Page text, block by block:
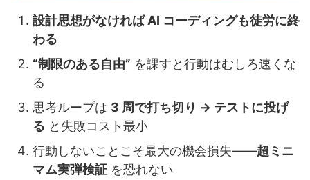
設計思想がなければ AI コーディングも徒労に終
わる
“制限のある自由” を課すと行動はむしろ速くな
る
思考ループは 3 周で打ち切り → テストに投げ
る と失敗コスト最小
行動しないことこそ最大の機会損失――超ミニ
マム実弾検証 を恐れない